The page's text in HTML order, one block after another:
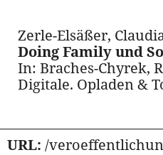
Zerle-Elsäßer,
Doing Family und
In: Braches-Chyrek,
Digitale. Opladen &
URL: /